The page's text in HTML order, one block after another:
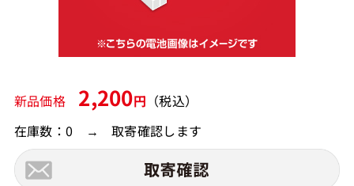
新品価格 2,200円 （税込）
在庫数：0 → 取寄確認します